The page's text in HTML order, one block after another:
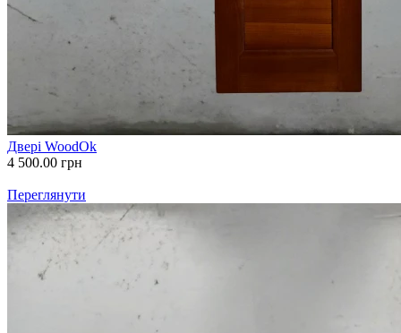
Двері WoodOk
4 500.00 грн
Переглянути